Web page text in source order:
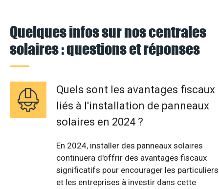
Quelques infos sur nos centrales
solaires : questions et réponses
Quels sont les avantages fiscaux
liés à l'installation de panneaux
solaires en 2024 ?
En 2024, installer des panneaux solaires
continuera d'offrir des avantages fiscaux
significatifs pour encourager les particuliers
et les entreprises à investir dans cette